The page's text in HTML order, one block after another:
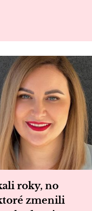
roky, no
zmenili